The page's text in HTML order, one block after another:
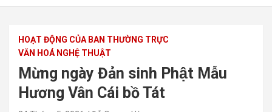
HOẠT ĐỘNG CỦA BAN THƯỜNG TRỰC
VĂN HOÁ NGHỆ THUẬT
Mừng ngày Đản sinh Phật Mẫu
Hương Vân Cái bồ Tát